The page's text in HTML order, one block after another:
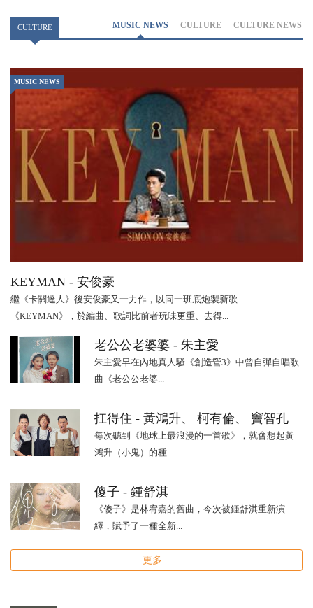
CULTURE MUSIC NEWS CULTURE CULTURE NEWS
MUSIC NEWS
KEYMAN - 安俊豪
繼《卡關達人》後安俊豪又一力作，以同一班底炮製新歌
《KEYMAN》，於編曲、歌詞比前者玩味更重、去得...
老公公老婆婆 - 朱主愛
朱主愛早在內地真人騷《創造營3》中曾自彈自唱歌
曲《老公公老婆...
扛得住 - 黃鴻升、 柯有倫、 竇智孔
每次聽到《地球上最浪漫的一首歌》，就會想起黃
鴻升（小鬼）的種...
傻子 - 鍾舒淇
《傻子》是林宥嘉的舊曲，今次被鍾舒淇重新演
繹，賦予了一種全新...
更多...